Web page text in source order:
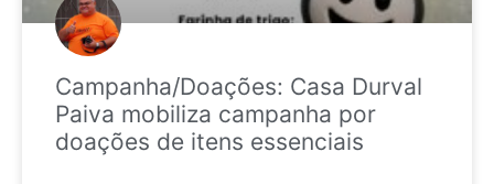
Campanha/Doações: Casa Durval
Paiva mobiliza campanha por
doações de itens essenciais